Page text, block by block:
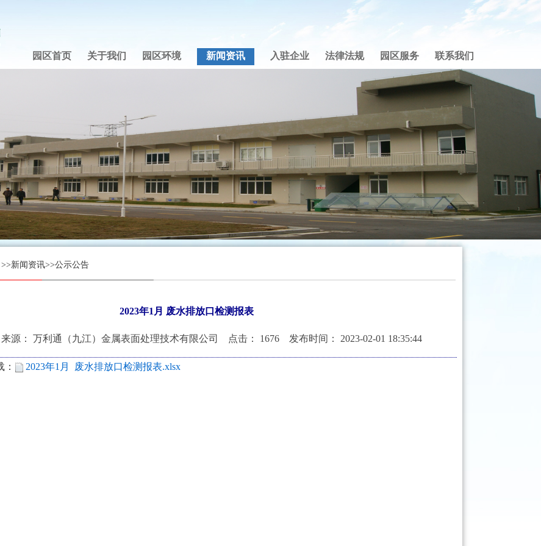
园区首页 关于我们 园区环境 新闻资讯 入驻企业 法律法规 园区服务 联系我们
>>新闻资讯>>公示公告
2023年1月 废水排放口检测报表
来源： 万利通（九江）金属表面处理技术有限公司 点击： 1676 发布时间： 2023-02-01 18:35:44
： 2023年1月 废水排放口检测报表.xlsx